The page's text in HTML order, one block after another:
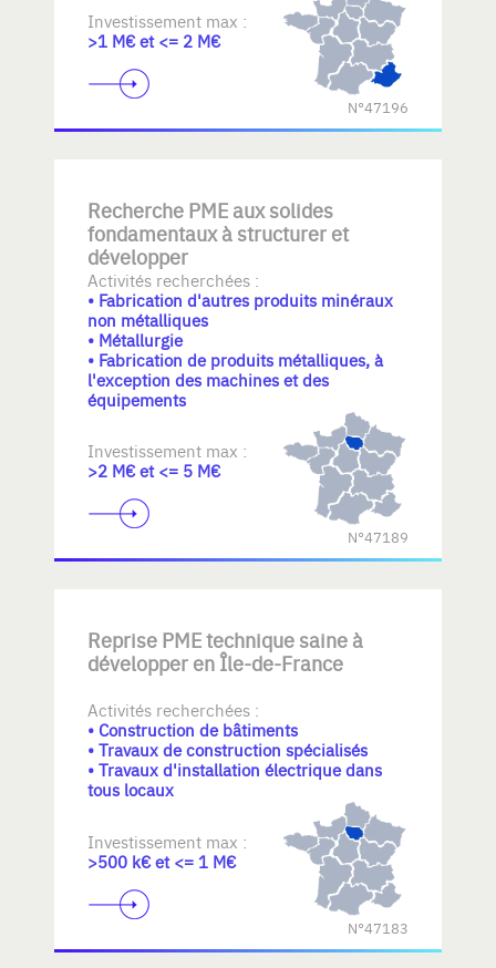
Investissement max :
>1 M€ et <= 2 M€
N°47196
Recherche PME aux solides
fondamentaux à structurer et
développer
Activités recherchées :
• Fabrication d'autres produits minéraux
non métalliques
• Métallurgie
• Fabrication de produits métalliques, à
l'exception des machines et des
équipements
Investissement max :
>2 M€ et <= 5 M€
N°47189
Reprise PME technique saine à
développer en Île-de-France
Activités recherchées :
• Construction de bâtiments
• Travaux de construction spécialisés
• Travaux d'installation électrique dans
tous locaux
Investissement max :
>500 k€ et <= 1 M€
N°47183